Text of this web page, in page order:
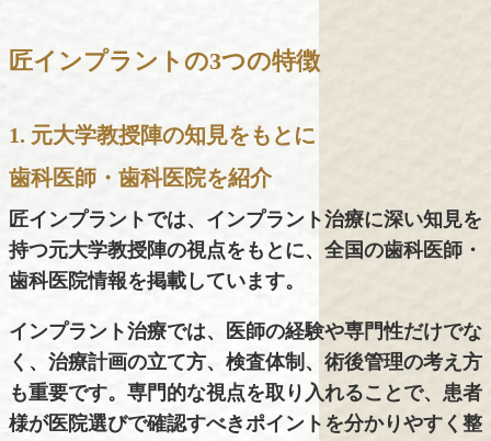
匠インプラントの3つの特徴
1. 元大学教授陣の知見をもとに
歯科医師・歯科医院を紹介
匠インプラントでは、インプラント治療に深い知見を
持つ元大学教授陣の視点をもとに、全国の歯科医師・
歯科医院情報を掲載しています。
インプラント治療では、医師の経験や専門性だけでな
く、治療計画の立て方、検査体制、術後管理の考え方
も重要です。専門的な視点を取り入れることで、患者
様が医院選びで確認すべきポイントを分かりやすく整